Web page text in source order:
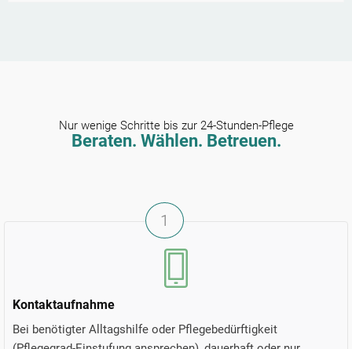
Nur wenige Schritte bis zur 24-Stunden-Pflege
Beraten. Wählen. Betreuen.
Kontaktaufnahme
Bei benötigter Alltagshilfe oder Pflegebedürftigkeit
1